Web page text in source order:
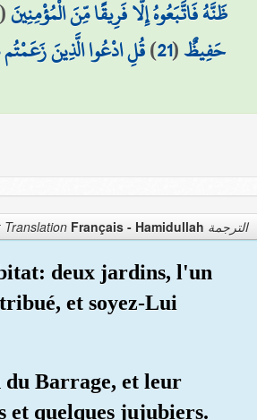
ظَنَّهُ فَاتَّبَعُوهُ إِلَّا فَرِيقًا مِّنَ الْمُؤْمِنِينَ
حَفِيظٌ(
21
)قُلِ ادْعُوا الَّذِينَ
الترجمة Translation Français - Hamidullah
deux jardins, l'un
et soyez-Lui
du Barrage, et leur
et quelques jujubiers.